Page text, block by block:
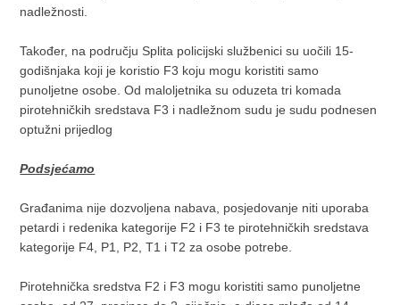
nadležnosti.
Također, na području Splita policijski službenici su uočili 15-
godišnjaka koji je koristio F3 koju mogu koristiti samo
punoljetne osobe. Od maloljetnika su oduzeta tri komada
pirotehničkih sredstava F3 i nadležnom sudu je sudu podnesen
optužni prijedlog
Podsjećamo
Građanima nije dozvoljena nabava, posjedovanje niti uporaba
petardi i redenika kategorije F2 i F3 te pirotehničkih sredstava
kategorije F4, P1, P2, T1 i T2 za osobe potrebe.
Pirotehnička sredstva F2 i F3 mogu koristiti samo punoljetne